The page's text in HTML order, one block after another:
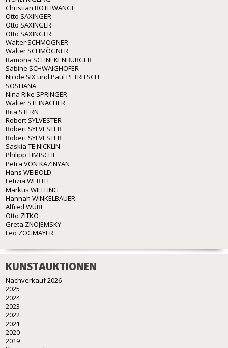
Christian ROTHWANGL
Otto SAXINGER
Otto SAXINGER
Otto SAXINGER
Walter SCHMÖGNER
Walter SCHMÖGNER
Ramona SCHNEKENBURGER
Sabine SCHWAIGHOFER
Nicole SIX und Paul PETRITSCH
SOSHANA
Nina Rike SPRINGER
Walter STEINACHER
Rita STERN
Robert SYLVESTER
Robert SYLVESTER
Robert SYLVESTER
Saskia TE NICKLIN
Philipp TIMISCHL
Petra VON KAZINYAN
Hans WEIBOLD
Letizia WERTH
Markus WILFLING
Hannah WINKELBAUER
Alfred WÜRL
Otto ZITKO
Greta ZNOJEMSKY
Leo ZOGMAYER
KUNSTAUKTIONEN
Nachverkauf 2026
2025
2024
2023
2022
2021
2020
2019